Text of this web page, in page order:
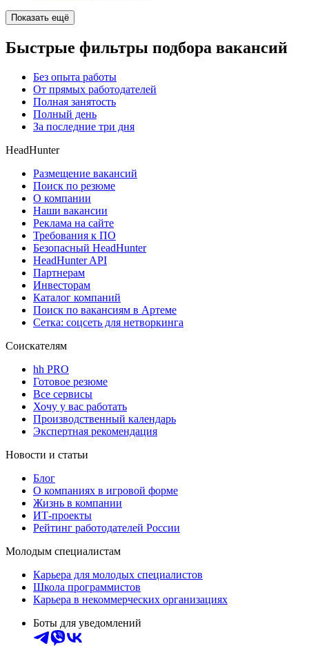
Показать ещё
Быстрые фильтры подбора вакансий
Без опыта работы
От прямых работодателей
Полная занятость
Полный день
За последние три дня
HeadHunter
Размещение вакансий
Поиск по резюме
О компании
Наши вакансии
Реклама на сайте
Требования к ПО
Безопасный HeadHunter
HeadHunter API
Партнерам
Инвесторам
Каталог компаний
Поиск по вакансиям в Артеме
Сетка: соцсеть для нетворкинга
Соискателям
hh PRO
Готовое резюме
Все сервисы
Хочу у вас работать
Производственный календарь
Экспертная рекомендация
Новости и статьи
Блог
О компаниях в игровой форме
Жизнь в компании
ИТ-проекты
Рейтинг работодателей России
Молодым специалистам
Карьера для молодых специалистов
Школа программистов
Карьера в некоммерческих организациях
Боты для уведомлений